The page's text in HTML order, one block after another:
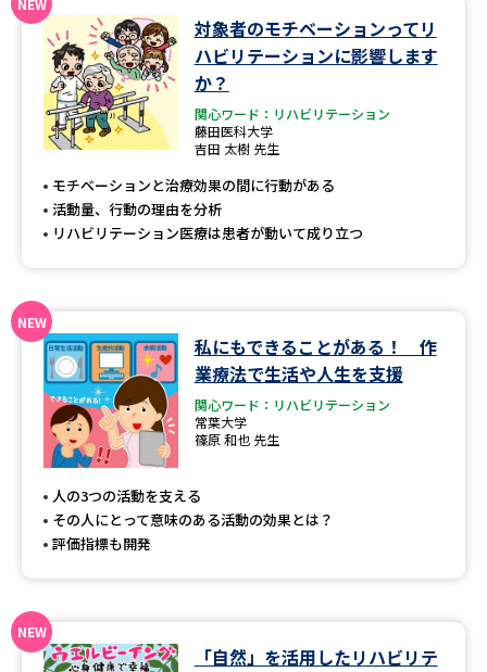
高等学校（情報）教員資格認定
大学研究 大学検索
大学で学べる内容や特徴を調べる
データサイエンス特集
デジタルパンフレット 進路の３択
新学年スタート号特集ページ
（高3生用）
新学年スタート号特集ページ
（高2生用）
SELFBRAND特集ページ
オープンキャンパスなどを調べる
オープンキャンパス検索
対象者のモチベーションってリ
ハビリテーションに影響します
か？
関心ワード：リハビリテーション
藤田医科大学
吉田 太樹 先生
モチベーションと治療効果の間に行動がある
活動量、行動の理由を分析
リハビリテーション医療は患者が動いて成り立つ
私にもできることがある！ 作
業療法で生活や人生を支援
関心ワード：リハビリテーション
常葉大学
篠原 和也 先生
人の3つの活動を支える
その人にとって意味のある活動の効果とは？
評価指標も開発
「自然」を活用したリハビリテ